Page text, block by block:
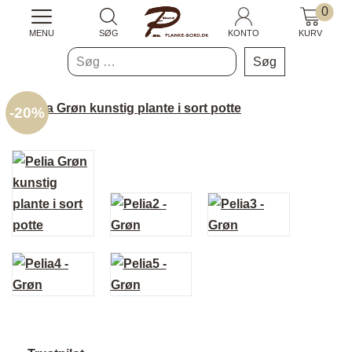
Søg
efter:
MENU SØG KONTO
0
KURV
-20%